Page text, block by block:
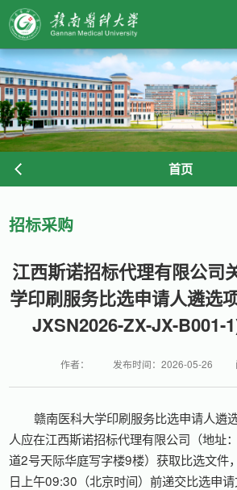
首页
招标采购
江西斯诺招标代理有限公司
学印刷服务比选申请人遴选
JXSN2026-ZX-JX-B001-
作者： 发布时间：2026-05-26
赣南医科大学印刷服务比选申请人遴
人应在江西斯诺招标代理有限公司（地址
道2号天际华庭写字楼9楼）获取比选文件
日上午09:30（北京时间）前递交比选申请